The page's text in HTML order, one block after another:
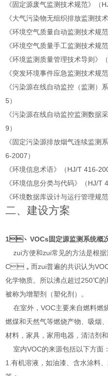
《固定源废气监测技术规范》（
《大气污染物无组织排放监测技
《环境空气质量自动监测技术规
《环境空气质量手工监测技术规
《环境监测质量管理技术导则》
《突发环境事件应急监测技术规
《污染源在线自动监控（监测）
5）
《污染源在线自动监控监测数据
9）
《固定污染源排放烟气连续监测
6-2007）
《环境信息术语》（HJ/T 416-
《环境信息分类与代码》（HJ/T
《环境数据库设计与运行管理规
二、建设方案
1、VOCs固定源监测系统概
zui方便和zui常见的方法是根据
C，而zui普遍的共识认为
化学物质。所以沸点超过250℃
被称为增塑剂（塑化剂）。
在室外，VOC主要来自燃料燃
燃煤和天然气等燃烧产物、吸烟
材料，家具，家用电器，清洁剂
室内VOC的来源包括以下方面：
1.有机溶液，如油漆、含水涂料